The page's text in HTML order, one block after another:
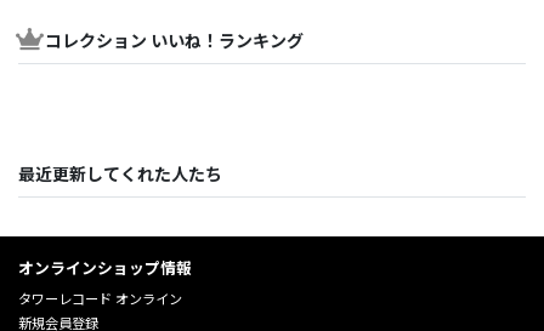
コレクション いいね！ランキング
最近更新してくれた人たち
オンラインショップ情報
タワーレコード オンライン
新規会員登録